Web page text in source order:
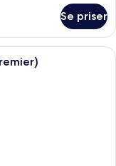
Se priser
med en stor seng,